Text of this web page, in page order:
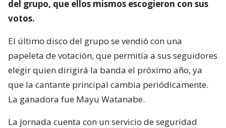
del grupo, que ellos mismos escogieron con sus
votos.
El último disco del grupo se vendió con una
papeleta de votación, que permitía a sus seguidores
elegir quien dirigirá la banda el próximo año, ya
que la cantante principal cambia periódicamente.
La ganadora fue Mayu Watanabe.
La jornada cuenta con un servicio de seguridad